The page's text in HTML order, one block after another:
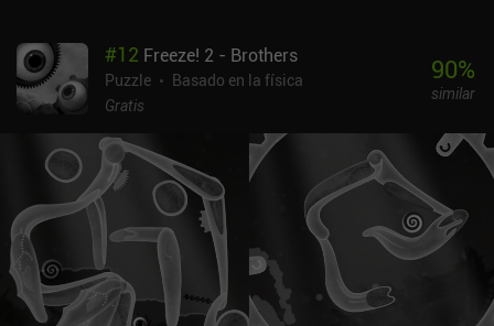
#12 Freeze! 2 - Brothers
Puzzle
Basado en la física
Gratis
90%
similar